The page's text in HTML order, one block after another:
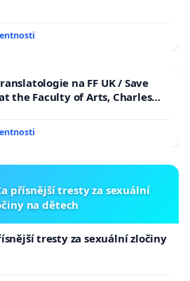
na FF UK / Save
the Faculty of Arts, Charles
přísnější tresty za sexuální
na dětech
tresty za sexuální zločiny